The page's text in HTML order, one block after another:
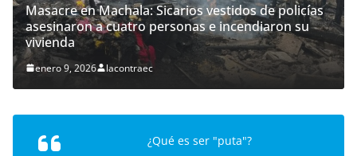
Masacre en Machala: Sicarios vestidos de policías
asesinaron a cuatro personas e incendiaron su
vivienda
enero 9, 2026 lacontraec
¿Qué es ser "puta"?